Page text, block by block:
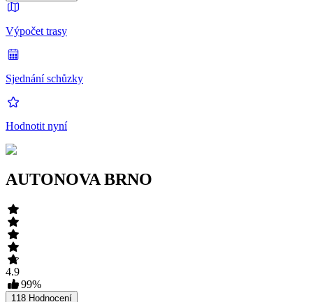
Výpočet trasy
Sjednání schůzky
Hodnotit nyní
AUTONOVA BRNO
4.9
99%
118 Hodnocení